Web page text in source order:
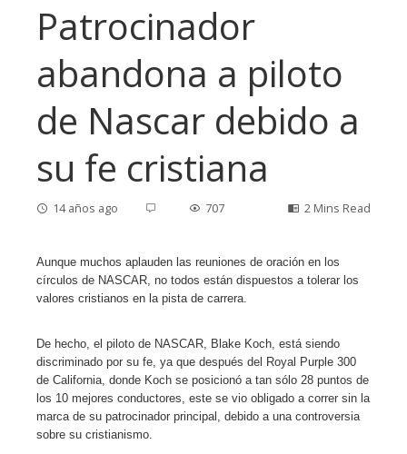
Patrocinador
abandona a piloto
de Nascar debido a
su fe cristiana
14 años ago 707 2 Mins Read
Aunque muchos aplauden las reuniones de oración en los
círculos de NASCAR, no todos están dispuestos a tolerar los
valores cristianos en la pista de carrera.
De hecho, el piloto de NASCAR, Blake Koch, está siendo
discriminado por su fe, ya que después del Royal Purple 300
de California, donde Koch se posicionó a tan sólo 28 puntos de
los 10 mejores conductores, este se vio obligado a correr sin la
marca de su patrocinador principal, debido a una controversia
sobre su cristianismo.